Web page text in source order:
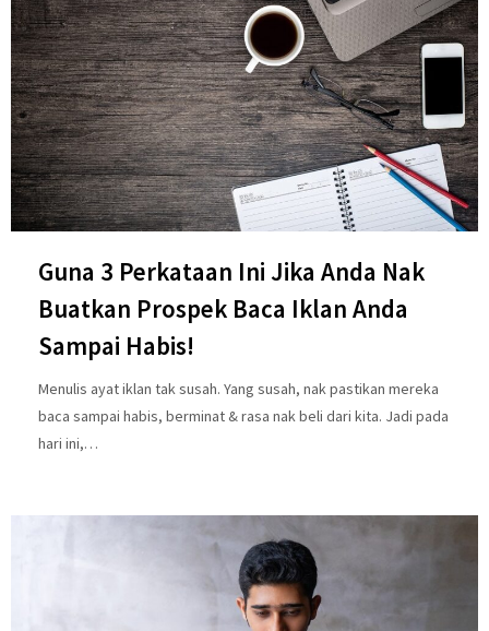
Guna 3 Perkataan Ini Jika Anda Nak
Buatkan Prospek Baca Iklan Anda
Sampai Habis!
Menulis ayat iklan tak susah. Yang susah, nak pastikan mereka
baca sampai habis, berminat & rasa nak beli dari kita. Jadi pada
hari ini,…